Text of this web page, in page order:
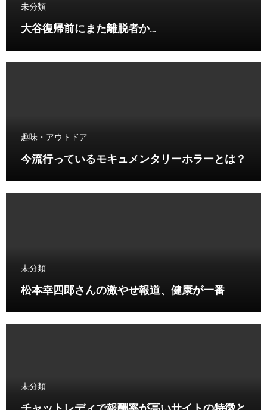
未分類
大谷復帰前にまた離脱者か…
趣味・アウトドア
今流行っているモキュメンタリーホラーとは？
未分類
松本幸四郎さんの激やせ報道、健康が一番
未分類